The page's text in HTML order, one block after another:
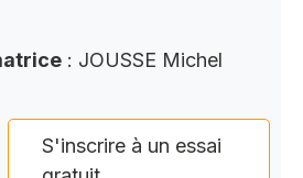
: JOUSSE Michel
S'inscrire à un essai